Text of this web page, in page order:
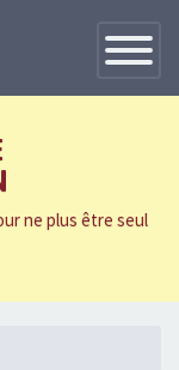
Toggle
ne plus être seul